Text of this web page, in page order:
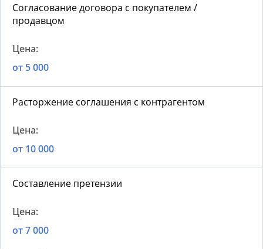
Согласование договора с покупателем /
продавцом
от 5 000
Расторжение соглашения с контрагентом
от 10 000
Составление претензии
от 7 000